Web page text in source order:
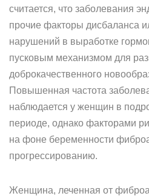
считается, что заболевания
прочие факторы дисбаланса
нарушений в выработке
пусковым механизмом для
доброкачественного
Повышенная частота
наблюдается у женщин в
периоде, однако факторами
на фоне беременности
прогрессированию.
Женщина, леченная от